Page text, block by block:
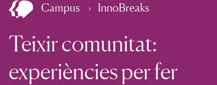
Campus InnoBreaks
Teixir comunitat:
experiències per fer